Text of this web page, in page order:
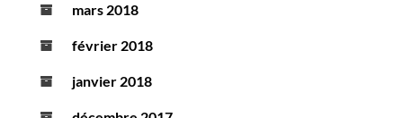
mars 2018
février 2018
janvier 2018